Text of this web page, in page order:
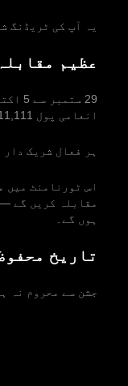
یہ آپ کی ٹریڈنگ
عظیم
29
انعامی پول 111,111$ ہے۔
ہر فعال شریک
اس ٹورنامنٹ میں
مقابلہ کریں گے
ہوں گے۔
تاریخ
جشن سے محروم نہ